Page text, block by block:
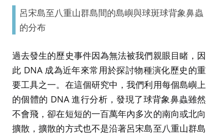
呂宋島至八重山群島間的島嶼與球斑球背象鼻蟲
的分布
過去發生的歷史事件因為無法被我們親眼目睹，因
此 DNA 成為近年來常用於探討物種演化歷史的重
要工具之一。在這個研究中，我們利用每個島嶼上
的個體的 DNA 進行分析，發現了球背象鼻蟲雖然
不會飛，卻在短短的一百萬年內多次的南向或北向
擴散，擴散的方式也不是沿著呂宋島至八重山群島